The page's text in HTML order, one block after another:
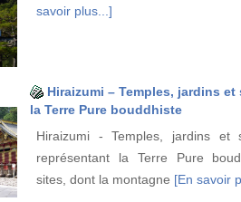
savoir plus...]
Hiraizumi – Temples, jardins
la Terre Pure bouddhiste
Hiraizumi - Temples, jardins et
représentant la Terre Pure
sites, dont la montagne [En savoir